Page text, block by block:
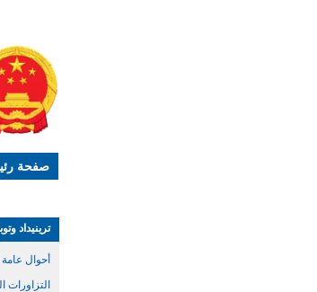
صفحة
ترينيداد
أحوال
التزاورات